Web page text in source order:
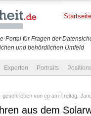
Portal für Fragen der
und behördlichen Umfeld
Startseite
Experten Portraits
geschrieben von cp am Freitag,
aus dem